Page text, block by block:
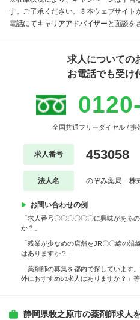
す。ご了承ください。※本ウェブサイト
電話にてキャリアアドバイザーと面談を
求人についての
お電話でも受け
全国共通フリーダイヤル / 携
求人番号 453058
法人名 のぞみ薬局 株
お問い合わせの例
「求人番号〇〇〇〇〇〇に興味がある
か？」
「残業が少なめの店舗をJR〇〇線の
はありますか？」
「薬剤師の募集を都内で探しています
外におすすめの求人はありますか？」等
静岡県牧之原市の薬剤師求人